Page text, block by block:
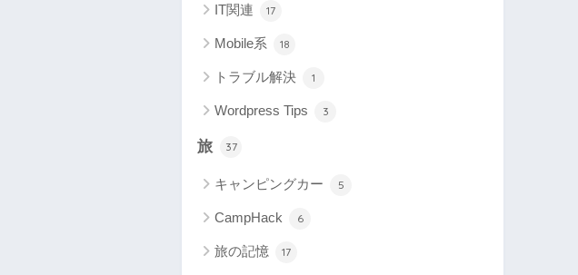
IT関連 17
Mobile系 18
トラブル解決 1
Wordpress Tips 3
旅 37
キャンピングカー 5
CampHack 6
旅の記憶 17